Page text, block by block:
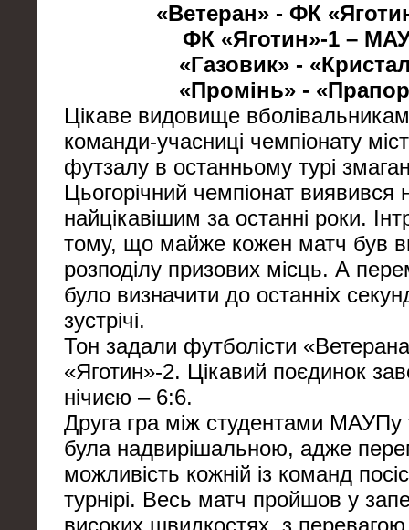
«Ветеран» - ФК
ФК «Яготин»-1 –
«Газовик» -
«Промінь» -
Цікаве видовище
команди-учасниці чемпіонату
футзалу в останньому турі
Цьогорічний чемпіонат виявився
найцікавішим за останні роки.
тому, що майже кожен матч був
розподілу призових місць. А
було визначити до останніх
зустрічі.
Тон задали футболісти
«Яготин»-2. Цікавий поєдинок
нічиєю – 6:6.
Друга гра між студентами
була надвирішальною, адже
можливість кожній із команд
турнірі. Весь матч пройшов у